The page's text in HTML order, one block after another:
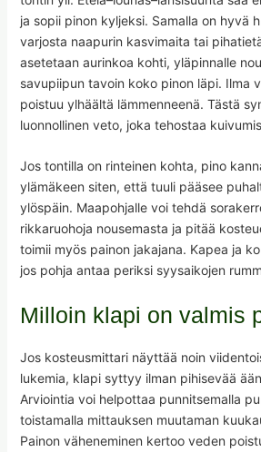
ja sopii pinon kyljeksi. Samalla on hyvä
varjosta naapurin kasvimaita tai
asetetaan aurinkoa kohti, yläpinnalle
savupiipun tavoin koko pinon läpi. Ilma
poistuu ylhäältä lämmenneenä. Tästä
luonnollinen veto, joka tehostaa
Jos tontilla on rinteinen kohta, pino
ylämäkeen siten, että tuuli pääsee
ylöspäin. Maapohjalle voi tehdä
rikkaruohoja nousemasta ja pitää
toimii myös painon jakajana. Kapea ja
jos pohja antaa periksi syysaikojen
Milloin klapi on valmis
Jos kosteusmittari näyttää noin
lukemia, klapi syttyy ilman pihisevää
Arviointia voi helpottaa punnitsemalla
toistamalla mittauksen muutaman
Painon väheneminen kertoo veden